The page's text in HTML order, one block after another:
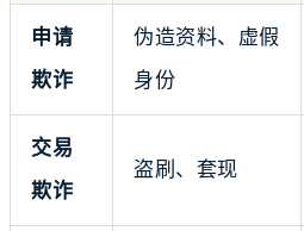
申请
欺诈
伪造资料、虚假
身份
交易
欺诈
盗刷、套现